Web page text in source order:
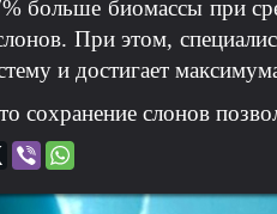
больше биомассы при
При этом,
и достигает
сохранение слонов